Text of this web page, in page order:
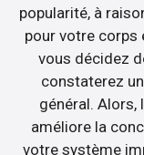
popularité, à
pour votre corps
vous décidez
constaterez
général.
améliore la
votre système